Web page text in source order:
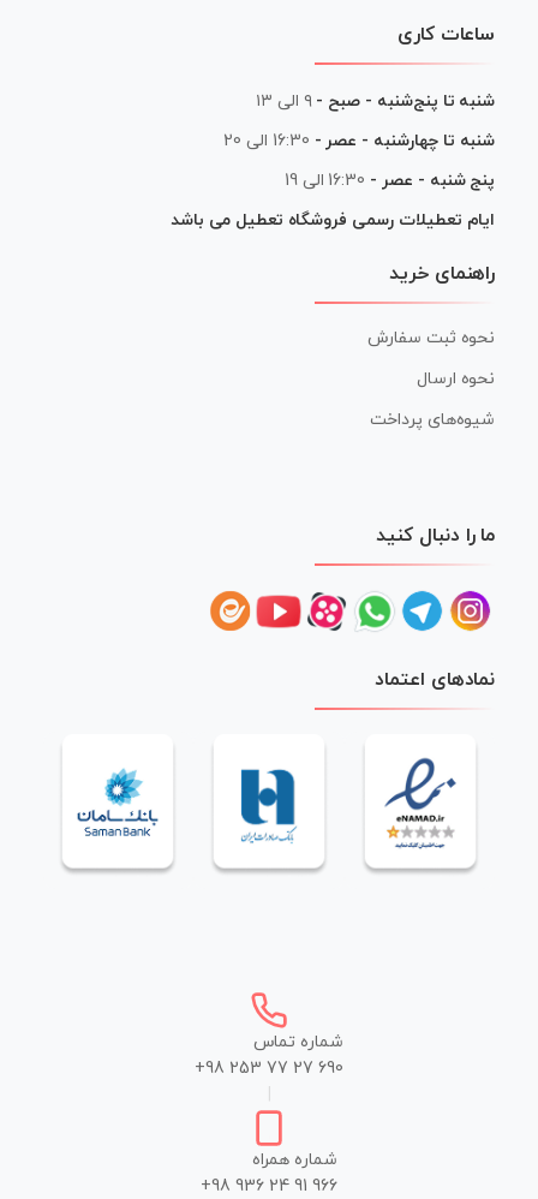
ساعات کاری
شنبه تا پنج‌شنبه - صبح - ۹ الی ۱۳
شنبه تا چهارشنبه - عصر - 16:30 الی 20
پنج شنبه - عصر - 16:30 الی 19
ایام تعطیلات رسمی فروشگاه تعطیل می باشد
راهنمای خرید
نحوه ثبت سفارش
نحوه ارسال
شیوه‌های پرداخت
ما را دنبال کنید
نمادهای اعتماد
شماره تماس
+98 253 77 27 690
شماره همراه
+98 936 24 91 966